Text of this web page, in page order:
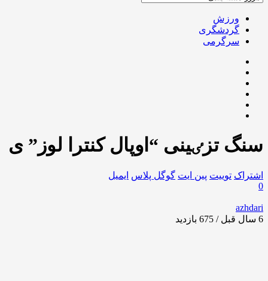
ورزش
گردشگری
سرگرمی
سنگ تزٸینی “اوپال کنترا لوز” ی
اشتراک توییت پین ایت گوگل‌ پلاس ایمیل
0
azhdari
6 سال قبل / 675
بازدید